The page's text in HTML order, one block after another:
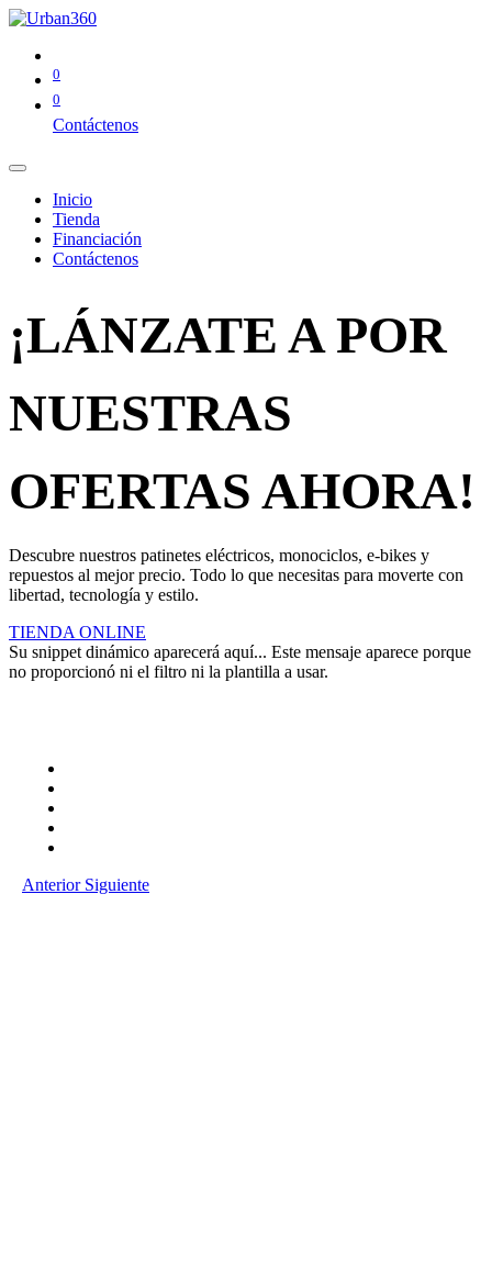
0
0
Contáctenos
Inicio
Tienda
Financiación
Contáctenos
¡LÁNZATE A POR
NUESTRAS
OFERTAS AHORA!
Descubre nuestros patinetes eléctricos, monociclos, e-bikes y
repuestos al mejor precio. Todo lo que necesitas para moverte con
libertad, tecnología y estilo.
TIENDA ONLINE
Su snippet dinámico aparecerá aquí... Este mensaje aparece porque
no proporcionó ni el filtro ni la plantilla a usar.
Anterior Siguiente